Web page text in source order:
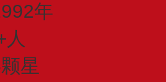
年
人
星